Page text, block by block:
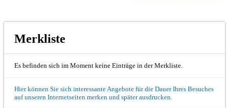
Merkliste
Es befinden sich im Moment keine Einträge in der Merkliste.
Hier können Sie sich interessante Angebote für die Dauer Ihres Besuches
auf unseren Internetseiten merken und später ausdrucken.